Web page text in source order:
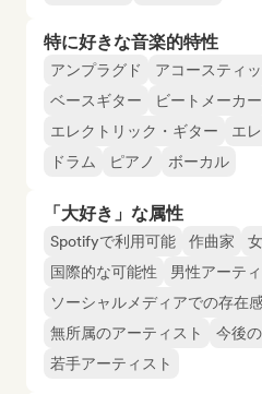
特に好きな音楽的特性
アンプラグド
アコースティ
ベースギター
ビートメーカー
エレクトリック・ギター
エ
ドラム
ピアノ ボーカル
「大好き」な属性
Spotifyで利用可能 作曲家
国際的な可能性
男性アーテ
ソーシャルメディアでの存在
無所属のアーティスト
今後
若手アーティスト